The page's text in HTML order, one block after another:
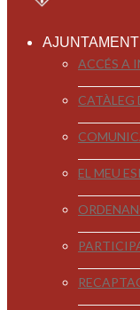
AJUNTAMENT
ACCÉS A
CATÀLEG
EL MEU